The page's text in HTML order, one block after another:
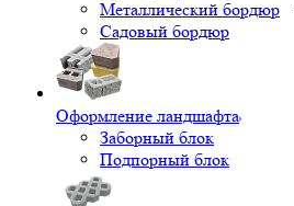
Металлический бордюр
Садовый бордюр
Оформление ландшафта
Заборный блок
Подпорный блок